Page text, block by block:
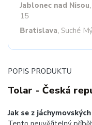
Jablonec nad Nisou
15
Bratislava, Suché
POPIS PRODUKTU
Tolar - Česká
Jak se z